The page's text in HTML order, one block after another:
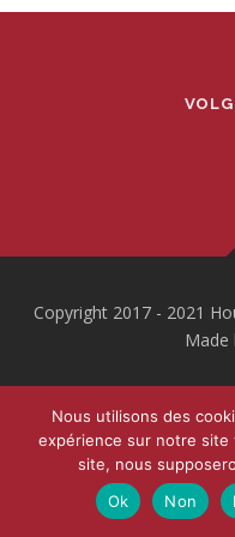
Copyright 2017 - 2021
Made
Nous utilisons des
expérience sur notre site
site, nous
Ok
Non